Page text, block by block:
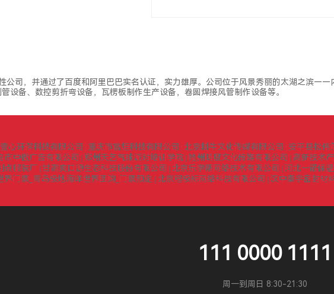
公司，并通过了百度和阿里巴巴实名认证，实力雄厚。公司位于风景秀丽的太湖之滨——
备、数控剪折弯设备，瓦楞板制作生产设备，卷圆焊接风管制作设备等。
心环保科技有限公司 重庆市富炬科技有限公司 北京耕牛文化传媒有限公司
安平县松伟
市中傲广告有限公司 郑州天艺气球派对培训学院 赣州明度文化传媒有限公司
高新技术
点服装厂 甘肃爽口源生态科技股份有限公司 北京乐学帮网络技术有限公司
河北一诺保
界门票_青岛极地海洋世界团购_门票预定 北京程极标网络科技有限公司
汉中秦宇密封材
111 0000 1111
周一到周日 8:30-21:30